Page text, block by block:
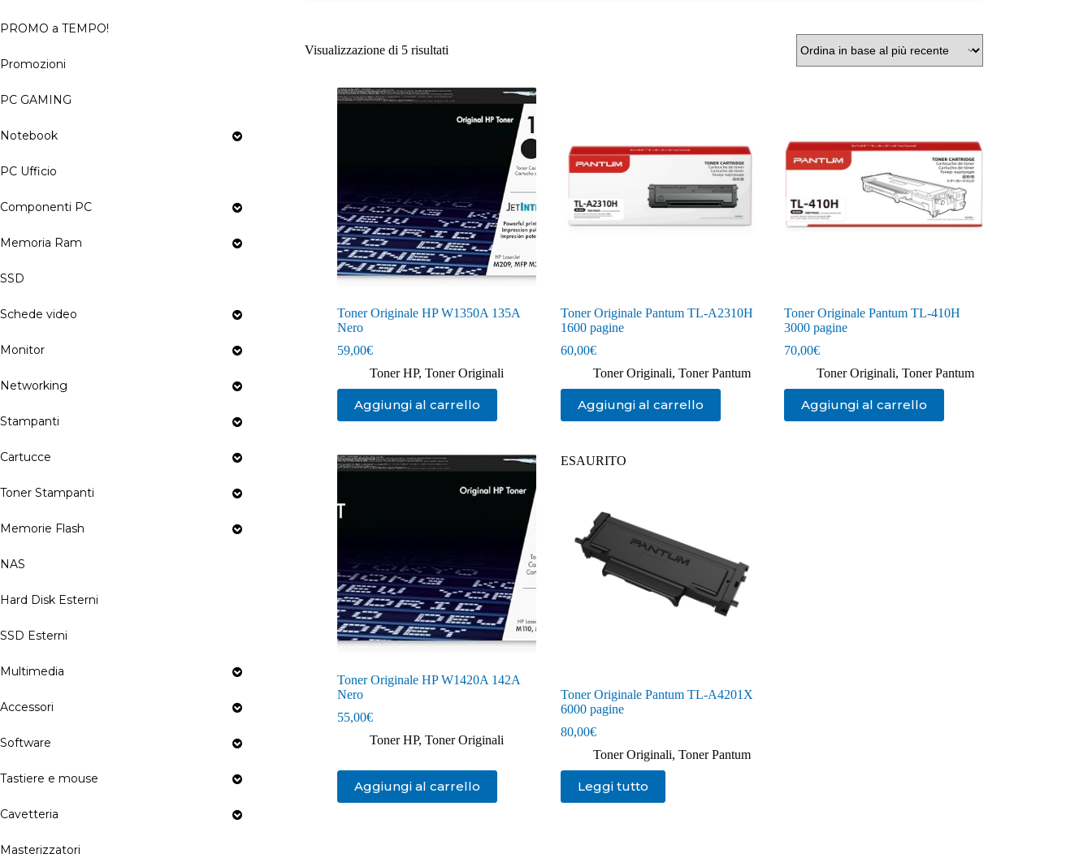
Visualizzazione di 5 risultatiOrdina
al
più
recente
Toner Originale HP W1350A 135A
Nero
59,00€
Toner HP, Toner Originali
Aggiungi al carrello
Toner Originale Pantum TL-A2310H
1600 pagine
60,00€
Toner Originali, Toner Pantum
Aggiungi al carrello
Toner Originale Pantum TL-410H
3000 pagine
70,00€
Toner Originali, Toner Pantum
Aggiungi al carrello
Toner Originale HP W1420A 142A
Nero
55,00€
Toner HP, Toner Originali
Aggiungi al carrello
ESAURITO
Toner Originale Pantum TL-A4201X
6000 pagine
80,00€
Toner Originali, Toner Pantum
Leggi tutto
PROMO a TEMPO!
Promozioni
–
PC GAMING
Notebook
PC Ufficio
Componenti PC
Memoria Ram
SSD
Schede video
Monitor
Networking
Stampanti
Cartucce
Toner Stampanti
Memorie Flash
NAS
Hard Disk Esterni
SSD Esterni
Multimedia
Accessori
Software
Tastiere e mouse
Cavetteria
Masterizzatori